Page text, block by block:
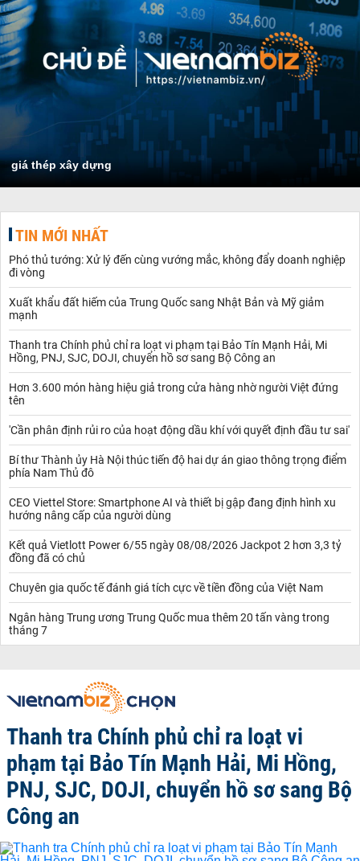
giá thép xây dựng
TIN MỚI NHẤT
Phó thủ tướng: Xử lý đến cùng vướng mắc, không đẩy doanh nghiệp
đi vòng
Xuất khẩu đất hiếm của Trung Quốc sang Nhật Bản và Mỹ giảm
mạnh
Thanh tra Chính phủ chỉ ra loạt vi phạm tại Bảo Tín Mạnh Hải, Mi
Hồng, PNJ, SJC, DOJI, chuyển hồ sơ sang Bộ Công an
Hơn 3.600 món hàng hiệu giả trong cửa hàng nhờ người Việt đứng
tên
'Cần phân định rủi ro của hoạt động dầu khí với quyết định đầu tư sai'
Bí thư Thành ủy Hà Nội thúc tiến độ hai dự án giao thông trọng điểm
phía Nam Thủ đô
CEO Viettel Store: Smartphone AI và thiết bị gập đang định hình xu
hướng nâng cấp của người dùng
Kết quả Vietlott Power 6/55 ngày 08/08/2026 Jackpot 2 hơn 3,3 tỷ
đồng đã có chủ
Chuyên gia quốc tế đánh giá tích cực về tiền đồng của Việt Nam
Ngân hàng Trung ương Trung Quốc mua thêm 20 tấn vàng trong
tháng 7
Thanh tra Chính phủ chỉ ra loạt vi
phạm tại Bảo Tín Mạnh Hải, Mi Hồng,
PNJ, SJC, DOJI, chuyển hồ sơ sang Bộ
Công an